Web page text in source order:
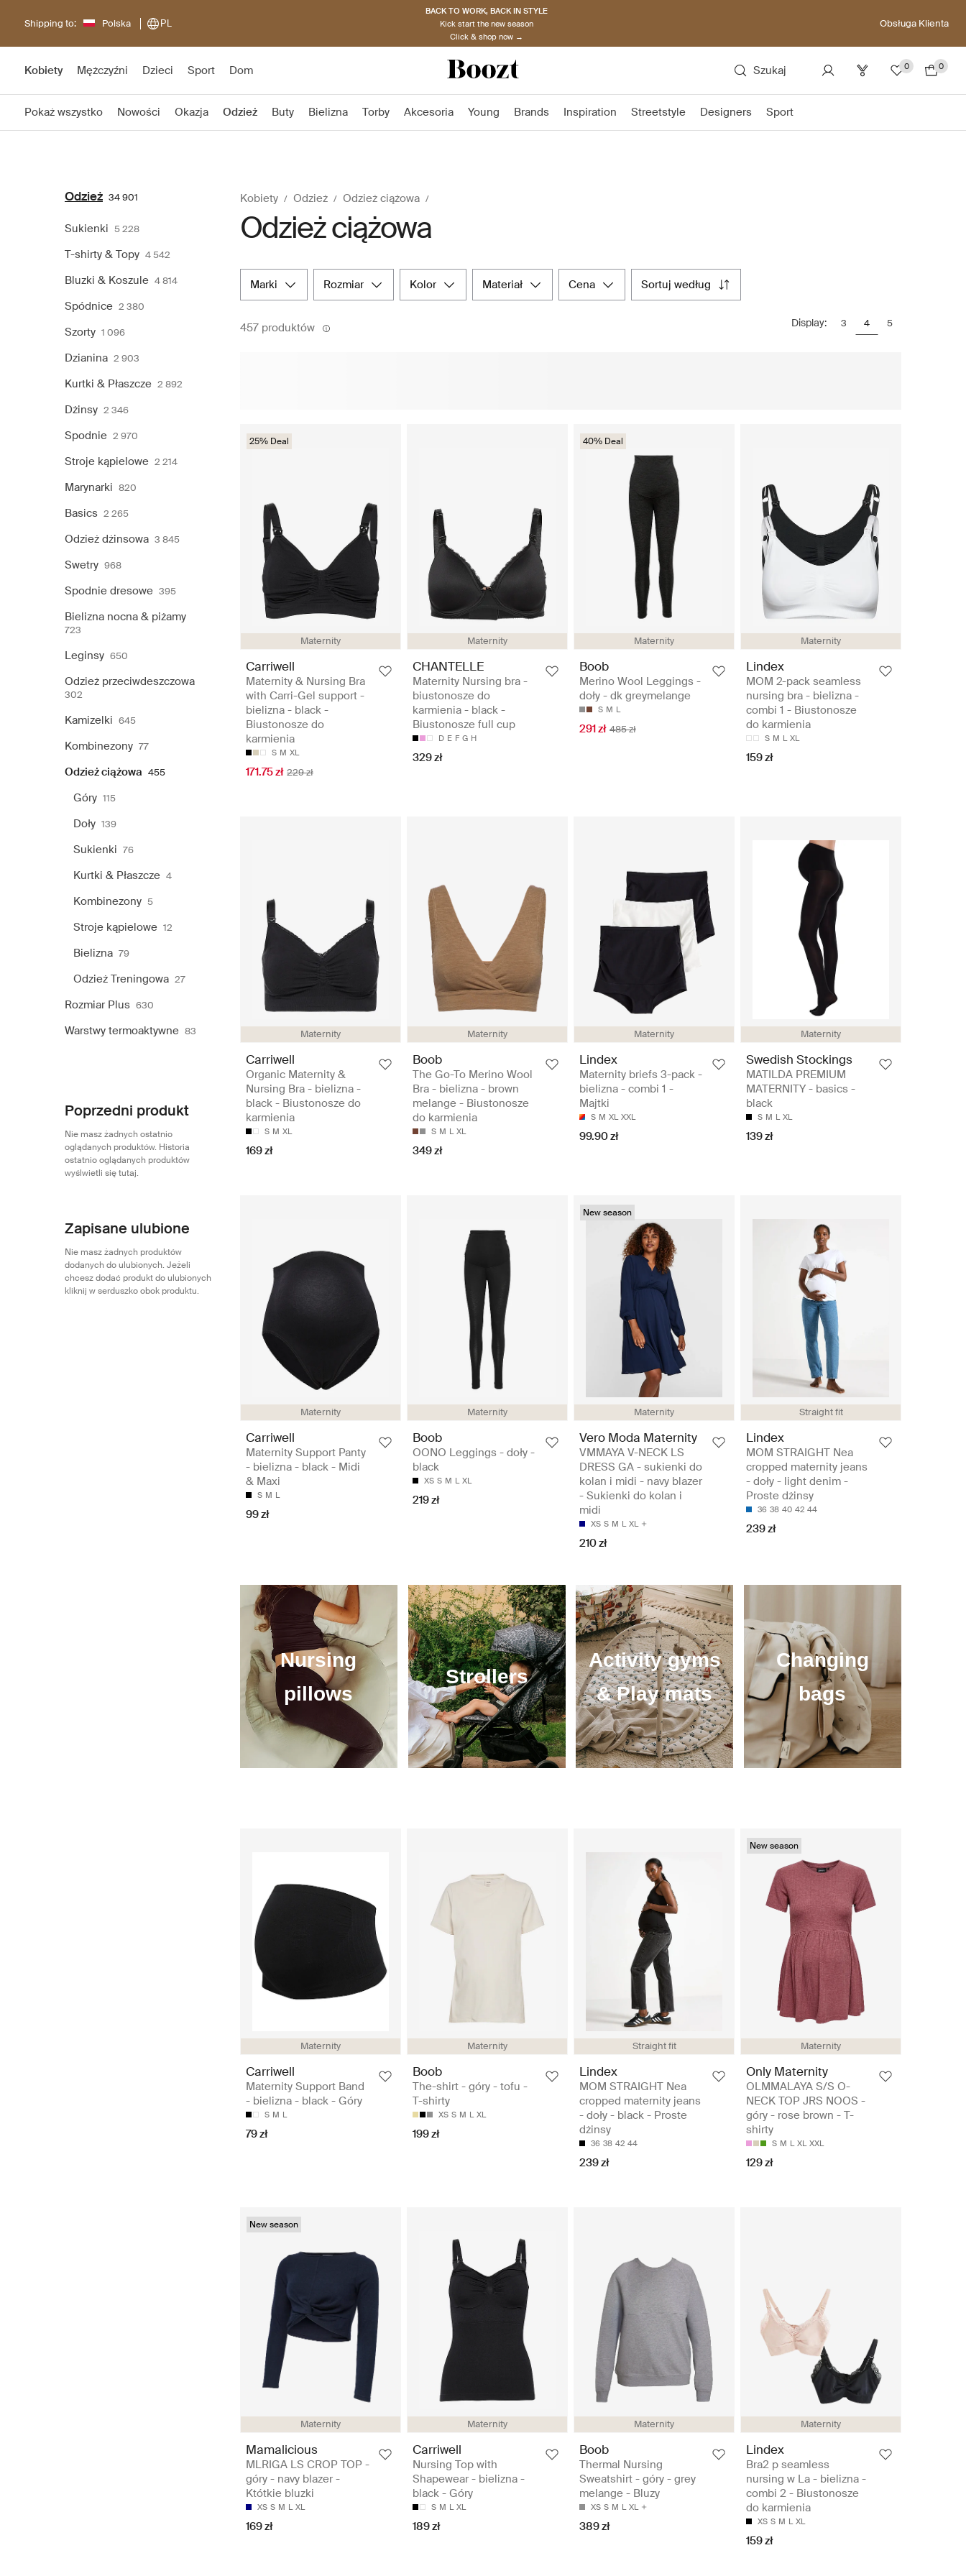
Shipping to: Polska PL
BACK TO WORK, BACK IN STYLE
Kick start the new season
Click & shop now →
Obsługa Klienta
Kobiety Mężczyźni Dzieci Sport Dom Szukaj 0 0
Pokaż wszystko Nowości Okazja Odzież Buty Bielizna Torby Akcesoria Young Brands Inspiration Streetstyle Designers Sport
Odzież 34 901
Sukienki 5 228
T-shirty & Topy 4 542
Bluzki & Koszule 4 814
Spódnice 2 380
Szorty 1 096
Dzianina 2 903
Kurtki & Płaszcze 2 892
Dżinsy 2 346
Spodnie 2 970
Stroje kąpielowe 2 214
Marynarki 820
Basics 2 265
Odzież dżinsowa 3 845
Swetry 968
Spodnie dresowe 395
Bielizna nocna & piżamy
723
Leginsy 650
Odzież przeciwdeszczowa
302
Kamizelki 645
Kombinezony 77
Odzież ciążowa 455
Góry 115
Doły 139
Sukienki 76
Kurtki & Płaszcze 4
Kombinezony 5
Stroje kąpielowe 12
Bielizna 79
Odzież Treningowa 27
Rozmiar Plus 630
Warstwy termoaktywne 83
Poprzedni produkt
Nie masz żadnych ostatnio
oglądanych produktów. Historia
ostatnio oglądanych produktów
wyślwietli się tutaj.
Zapisane ulubione
Nie masz żadnych produktów
dodanych do ulubionych. Jeżeli
chcesz dodać produkt do ulubionych
kliknij w serduszko obok produktu.
Kobiety Odzież Odzież ciążowa
Odzież ciążowa
marki rozmiar kolor materiał cena sortuj według
457 produktów Display: 3 4 5
Maternity
25% Deal
Carriwell
Maternity & Nursing Bra
with Carri-Gel support -
bielizna - black -
Biustonosze do
karmienia
S M XL
171.75 zł 229 zł
Maternity
CHANTELLE
Maternity Nursing bra -
biustonosze do
karmienia - black -
Biustonosze full cup
D E F G H
329 zł
Maternity
40% Deal
Boob
Merino Wool Leggings -
doły - dk greymelange
S M L
291 zł 485 zł
Maternity
Lindex
MOM 2-pack seamless
nursing bra - bielizna -
combi 1 - Biustonosze
do karmienia
S M L XL
159 zł
Maternity
Carriwell
Organic Maternity &
Nursing Bra - bielizna -
black - Biustonosze do
karmienia
S M XL
169 zł
Maternity
Boob
The Go-To Merino Wool
Bra - bielizna - brown
melange - Biustonosze
do karmienia
S M L XL
349 zł
Maternity
Lindex
Maternity briefs 3-pack -
bielizna - combi 1 -
Majtki
S M XL XXL
99.90 zł
Maternity
Swedish Stockings
MATILDA PREMIUM
MATERNITY - basics -
black
S M L XL
139 zł
Maternity
Carriwell
Maternity Support Panty
- bielizna - black - Midi
& Maxi
S M L
99 zł
Maternity
Boob
OONO Leggings - doły -
black
XS S M L XL
219 zł
Maternity
New season
Vero Moda Maternity
VMMAYA V-NECK LS
DRESS GA - sukienki do
kolan i midi - navy blazer
- Sukienki do kolan i
midi
XS S M L XL
210 zł
Straight fit
Lindex
MOM STRAIGHT Nea
cropped maternity jeans
- doły - light denim -
Proste dżinsy
36 38 40 42 44
239 zł
Maternity
Carriwell
Maternity Support Band
- bielizna - black - Góry
S M L
79 zł
Maternity
Boob
The-shirt - góry - tofu -
T-shirty
XS S M L XL
199 zł
Straight fit
Lindex
MOM STRAIGHT Nea
cropped maternity jeans
- doły - black - Proste
dżinsy
36 38 42 44
239 zł
Maternity
New season
Only Maternity
OLMMALAYA S/S O-
NECK TOP JRS NOOS -
góry - rose brown - T-
shirty
S M L XL XXL
129 zł
Maternity
New season
Mamalicious
MLRIGA LS CROP TOP -
góry - navy blazer -
Któtkie bluzki
XS S M L XL
169 zł
Maternity
Carriwell
Nursing Top with
Shapewear - bielizna -
black - Góry
S M L XL
189 zł
Maternity
Boob
Thermal Nursing
Sweatshirt - góry - grey
melange - Bluzy
XS S M L XL
389 zł
Maternity
Lindex
Bra2 p seamless
nursing w La - bielizna -
combi 2 - Biustonosze
do karmienia
XS S M L XL
159 zł
Nursing
pillows
Strollers
Activity gyms
& Play mats
Changing
bags